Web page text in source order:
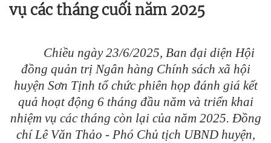
vụ các tháng cuối năm 2025
Chiều ngày 23/6/2025, Ban đại diện Hội
đồng quản trị Ngân hàng Chính sách xã hội
huyện Sơn Tịnh tổ chức phiên họp đánh giá kết
quả hoạt động 6 tháng đầu năm và triển khai
nhiệm vụ các tháng còn lại của năm 2025. Đồng
chí Lê Văn Thảo - Phó Chủ tịch UBND huyện,